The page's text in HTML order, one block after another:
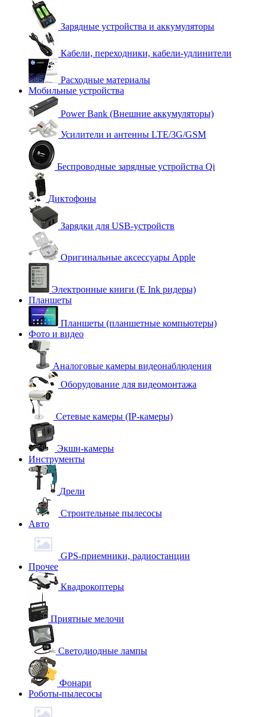
Зарядные устройства и аккумуляторы
Кабели, переходники, кабели-удлинители
Расходные материалы
Мобильные устройства
Power Bank (Внешние аккумуляторы)
Усилители и антенны LTE/3G/GSM
Беспроводные зарядные устройства Qi
Диктофоны
Зарядки для USB-устройств
Оригинальные аксессуары Apple
Электронные книги (E Ink ридеры)
Планшеты
Планшеты (планшетные компьютеры)
Фото и видео
Аналоговые камеры видеонаблюдения
Оборудование для видеомонтажа
Сетевые камеры (IP-камеры)
Экшн-камеры
Инструменты
Дрели
Строительные пылесосы
Авто
GPS-приемники, радиостанции
Прочее
Квадрокоптеры
Приятные мелочи
Светодиодные лампы
Фонари
Роботы-пылесосы